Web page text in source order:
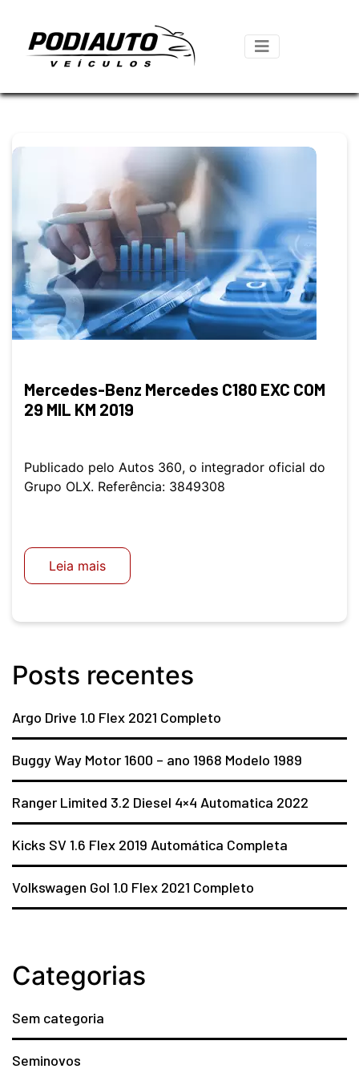
Mercedes-Benz Mercedes C180 EXC COM
29 MIL KM 2019
Publicado pelo Autos 360, o integrador oficial do
Grupo OLX. Referência: 3849308
Leia mais
Posts recentes
Argo Drive 1.0 Flex 2021 Completo
Buggy Way Motor 1600 – ano 1968 Modelo 1989
Ranger Limited 3.2 Diesel 4×4 Automatica 2022
Kicks SV 1.6 Flex 2019 Automática Completa
Volkswagen Gol 1.0 Flex 2021 Completo
Categorias
Sem categoria
Seminovos